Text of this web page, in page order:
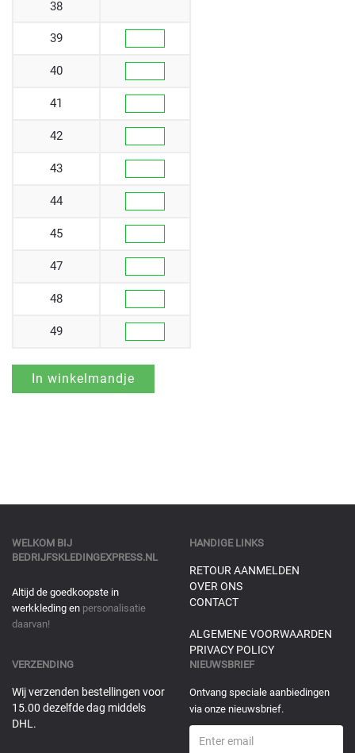
38
39
40
41
42
43
44
45
47
48
49
WELKOM BIJ
BEDRIJFSKLEDINGEXPRESS.NL
Altijd de goedkoopste in
werkkleding en personalisatie
daarvan!
HANDIGE LINKS
RETOUR AANMELDEN
OVER ONS
CONTACT
ALGEMENE VOORWAARDEN
PRIVACY POLICY
VERZENDING
Wij verzenden bestellingen voor
15.00 dezelfde dag middels
DHL.
NIEUWSBRIEF
Ontvang speciale aanbiedingen
via onze nieuwsbrief.